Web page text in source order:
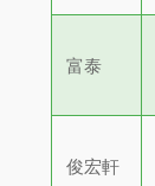
富泰
俊宏軒